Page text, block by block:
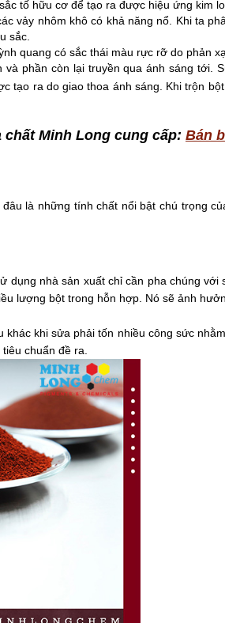
tố hữu cơ để tạo ra được hiệu ứng kim
vảy nhôm khô có khả năng nổ. Khi ta
sắc.
quang có sắc thái màu rực rỡ do phản
và phần còn lại truyền qua ánh sáng tới.
tạo ra do giao thoa ánh sáng. Khi trộn
Minh Long cung cấp: Bán
là những tính chất nổi bật chú trọng
dụng nhà sản xuất chỉ cần pha chúng với
lượng bột trong hỗn hợp. Nó sẽ ảnh
khi sửa phải tốn nhiều công sức
chuẩn đề ra.